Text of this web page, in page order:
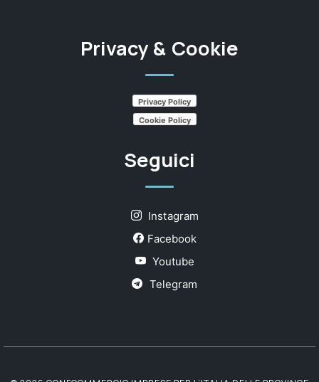
Privacy & Cookie
Privacy Policy
Cookie Policy
Seguici
Instagram
Facebook
Youtube
Telegram